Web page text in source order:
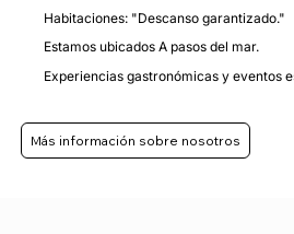
Habitaciones: "Descanso garantizado."
Estamos ubicados A pasos del mar.
Experiencias gastronómicas y eventos
Más información sobre nosotros